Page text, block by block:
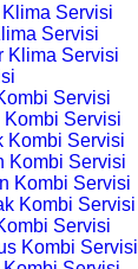
Servisi
Servisi
Klima Servisi
Servisi
Kombi Servisi
Kombi Servisi
Kombi Servisi
Kombi Servisi
Kombi Servisi
Servisi
Kombi Servisi